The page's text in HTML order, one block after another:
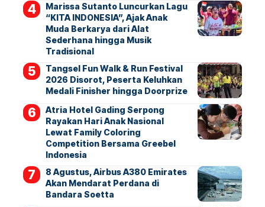
Marissa Sutanto Luncurkan Lagu
“KITA INDONESIA”, Ajak Anak
Muda Berkarya dari Alat
Sederhana hingga Musik
Tradisional
Tangsel Fun Walk & Run Festival
2026 Disorot, Peserta Keluhkan
Medali Finisher hingga Doorprize
Atria Hotel Gading Serpong
Rayakan Hari Anak Nasional
Lewat Family Coloring
Competition Bersama Greebel
Indonesia
8 Agustus, Airbus A380 Emirates
Akan Mendarat Perdana di
Bandara Soetta